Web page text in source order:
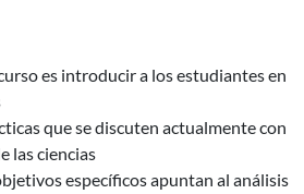
es introducir a los estudiantes en
que se discuten actualmente con
las ciencias
específicos apuntan al análisis